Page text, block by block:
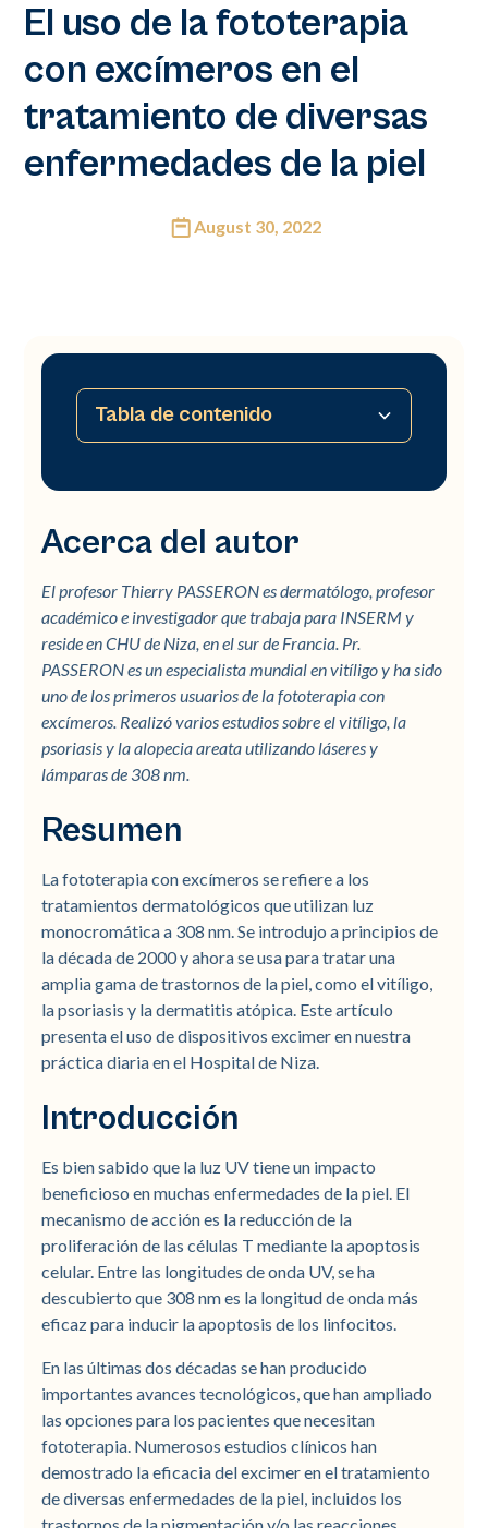
El uso de la fototerapia
con excímeros en el
tratamiento de diversas
enfermedades de la piel
August 30, 2022
Acerca del autor
El profesor Thierry PASSERON es dermatólogo, profesor
académico e investigador que trabaja para INSERM y
reside en CHU de Niza, en el sur de Francia. Pr.
PASSERON es un especialista mundial en vitíligo y ha sido
uno de los primeros usuarios de la fototerapia con
excímeros. Realizó varios estudios sobre el vitíligo, la
psoriasis y la alopecia areata utilizando láseres y
lámparas de 308 nm.
Resumen
La fototerapia con excímeros se refiere a los
tratamientos dermatológicos que utilizan luz
monocromática a 308 nm. Se introdujo a principios de
la década de 2000 y ahora se usa para tratar una
amplia gama de trastornos de la piel, como el vitíligo,
la psoriasis y la dermatitis atópica. Este artículo
presenta el uso de dispositivos excimer en nuestra
práctica diaria en el Hospital de Niza.
Introducción
Es bien sabido que la luz UV tiene un impacto
beneficioso en muchas enfermedades de la piel. El
mecanismo de acción es la reducción de la
proliferación de las células T mediante la apoptosis
celular. Entre las longitudes de onda UV, se ha
descubierto que 308 nm es la longitud de onda más
eficaz para inducir la apoptosis de los linfocitos.
En las últimas dos décadas se han producido
importantes avances tecnológicos, que han ampliado
las opciones para los pacientes que necesitan
fototerapia. Numerosos estudios clínicos han
demostrado la eficacia del excimer en el tratamiento
de diversas enfermedades de la piel, incluidos los
Tabla de contenido